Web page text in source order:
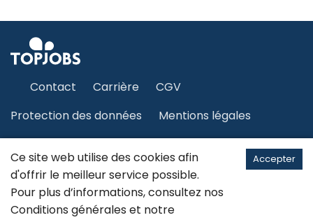
Contact Carrière
CGV
Protection des données
Mentions légales
Français
Ce site web utilise des cookies afin
d'offrir le meilleur service possible.
Pour plus d’informations, consultez nos
Conditions générales et notre
Accepter